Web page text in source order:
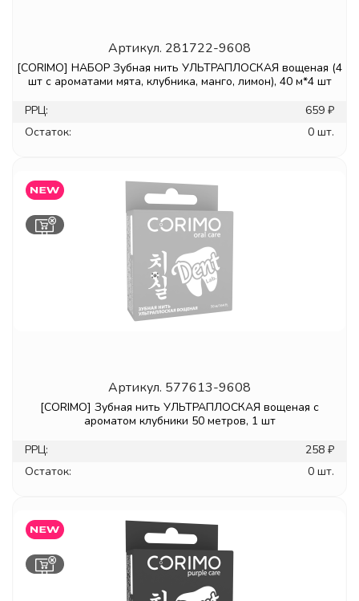
Артикул. 281722-9608
[CORIMO] НАБОР Зубная нить УЛЬТРАПЛОСКАЯ вощеная (4
шт с ароматами мята, клубника, манго, лимон), 40 м*4 шт
РРЦ:
659 ₽
Остаток:
0 шт.
Артикул. 577613-9608
[CORIMO] Зубная нить УЛЬТРАПЛОСКАЯ вощеная с
ароматом клубники 50 метров, 1 шт
РРЦ:
258 ₽
Остаток:
0 шт.